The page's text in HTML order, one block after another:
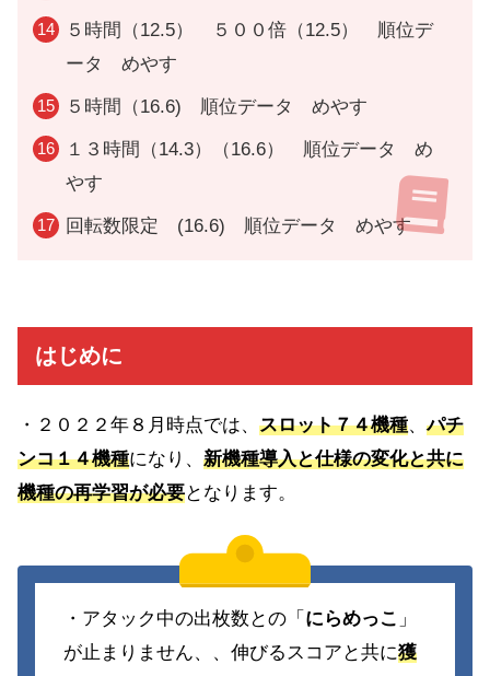
５時間（12.5） ５００倍（12.5） 順位デ
ータ めやす
５時間（16.6) 順位データ めやす
１３時間（14.3）（16.6） 順位データ め
やす
回転数限定 (16.6) 順位データ めやす
はじめに
・２０２２年８月時点では、 スロット７４機種、パチ
ンコ１４機種になり、 新機種導入と仕様の変化と共に
機種の再学習が必要となります。
・アタック中の出枚数との「 にらめっこ 」
が止まりません、、伸びるスコアと共に獲